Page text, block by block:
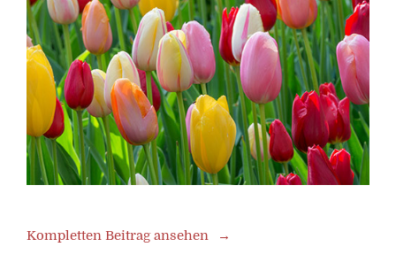
Kompletten Beitrag ansehen